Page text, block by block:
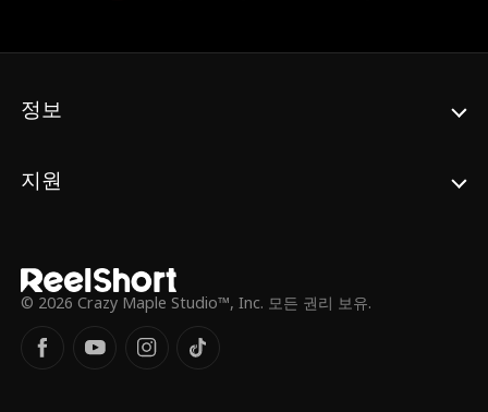
두 사람의 선택에 달렸다.
정보
지원
© 2026 Crazy Maple Studio™, Inc. 모든 권리 보유.